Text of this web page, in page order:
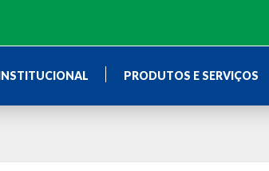
PRODUTOS E SERVIÇOS